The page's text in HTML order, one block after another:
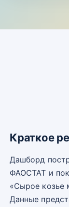
Краткое
Дашборд
ФАОСТАТ и
«Сырое козье
Данные